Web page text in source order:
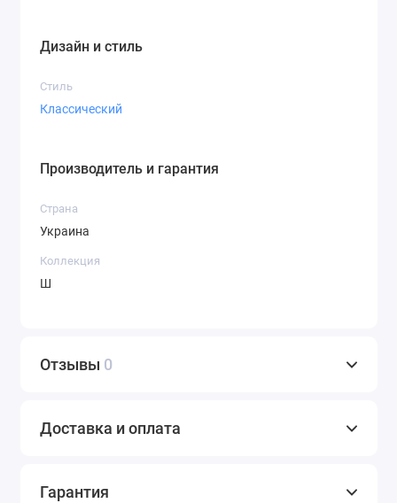
Дизайн и стиль
Стиль
Классический
Производитель и гарантия
Страна
Украина
Коллекция
Ш
Отзывы 0
Доставка и оплата
Гарантия